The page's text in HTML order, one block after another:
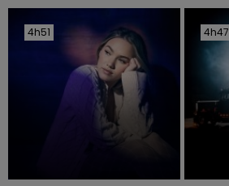
4h51
4h51 4h47
4h47